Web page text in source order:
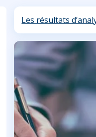
Les résultats